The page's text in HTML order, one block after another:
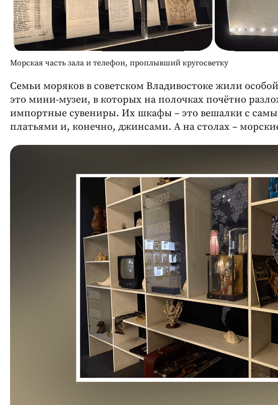
Морская часть зала и телефон, проплывший кругосветку
Семьи моряков в советском Владивостоке жили
это мини-музеи, в которых на полочках почётно
импортные сувениры. Их шкафы – это вешалки с
платьями и, конечно, джинсами. А на столах –